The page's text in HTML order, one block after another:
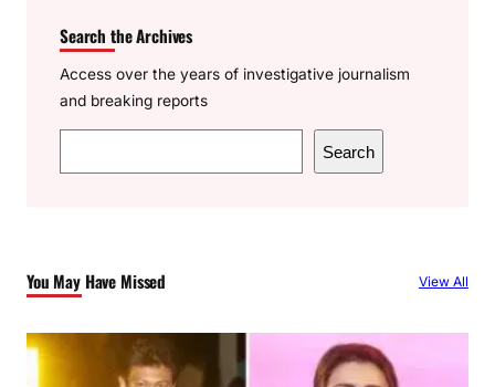
Search the Archives
Access over the years of investigative journalism
and breaking reports
e
h
Search
You May Have Missed View All